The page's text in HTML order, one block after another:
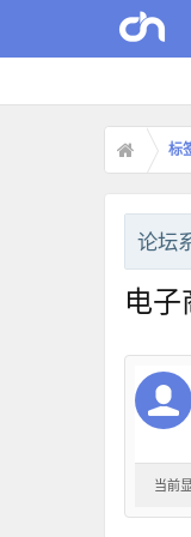
标
论坛
电子
当前